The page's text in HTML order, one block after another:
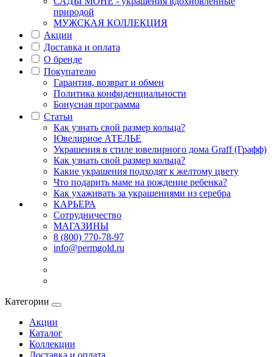
природой
МУЖСКАЯ КОЛЛЕКЦИЯ
Акции
Доставка и оплата
О бренде
Покупателю
Гарантия, возврат и обмен
Политика конфиденциальности
Бонусная программа
Статьи
Как узнать свой размер кольца?
Ювелирное АТЕЛЬЕ
Украшения в стиле ювелирного дома Graff (Графф)
Как узнать свой размер кольца?
Какие украшения подходят к желтому цвету
Что подарить маме на рождение ребенка?
Как ухаживать за украшениями из серебра
КАРЬЕРА
Сотрудничество
МАГАЗИНЫ
8 (800) 770-78-97
info@permgold.ru
Категории
Акции
Каталог
Коллекции
Доставка и оплата